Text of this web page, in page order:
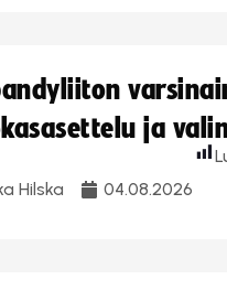
ja
Hilska 04.08.2026